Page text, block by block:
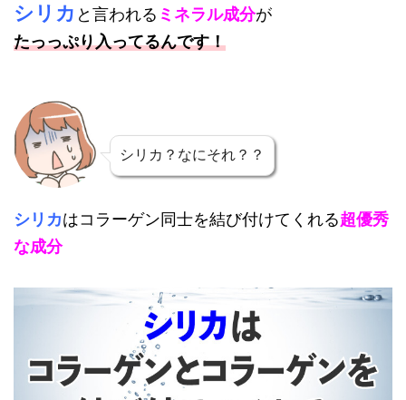
シリカ と言われる ミネラル成分が
たっっぷり入ってるんです！
シリカ？なにそれ？？
シリカはコラーゲン同士を結び付けてくれる超優秀
な成分